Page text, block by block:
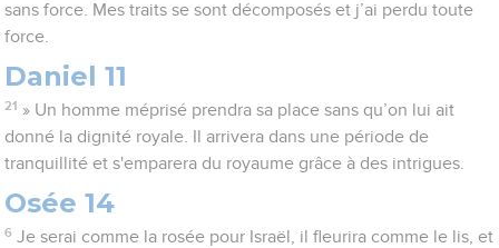
sans force. Mes traits se sont décomposés et j’ai perdu toute
force.
Daniel 11
21 » Un homme méprisé prendra sa place sans qu’on lui ait
donné la dignité royale. Il arrivera dans une période de
tranquillité et s'emparera du royaume grâce à des intrigues.
Osée 14
6 Je serai comme la rosée pour Israël, il fleurira comme le lis, et